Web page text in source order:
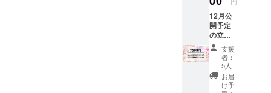
ジ をご
提供し
ます。
缶バッ
ジ ・デ
ザイ
ン：
Live2d
マート
で印刷
できる
ネット
プリン
トＱＲ
コード
Live2d
の立ち
12月公
開予定
の立ち
絵を先
行公開
最古参
デザイ
ンの
支援
者：
5人
お届
け予